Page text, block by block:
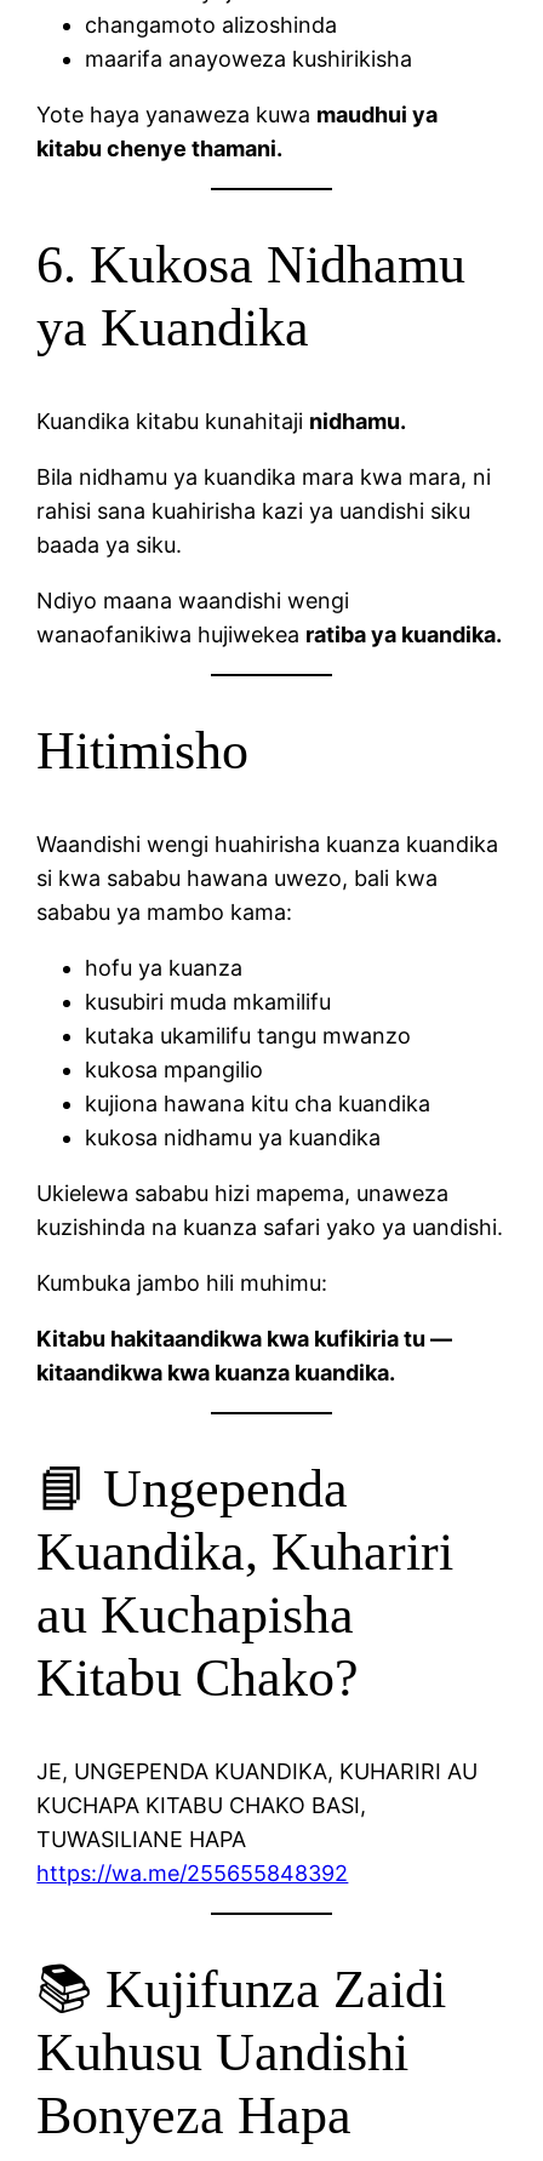
changamoto alizoshinda
maarifa anayoweza kushirikisha
Yote haya yanaweza kuwa maudhui ya
kitabu chenye thamani.
6. Kukosa Nidhamu
ya Kuandika
Kuandika kitabu kunahitaji nidhamu.
Bila nidhamu ya kuandika mara kwa mara, ni
rahisi sana kuahirisha kazi ya uandishi siku
baada ya siku.
Ndiyo maana waandishi wengi
wanaofanikiwa hujiwekea ratiba ya kuandika.
Hitimisho
Waandishi wengi huahirisha kuanza kuandika
si kwa sababu hawana uwezo, bali kwa
sababu ya mambo kama:
hofu ya kuanza
kusubiri muda mkamilifu
kutaka ukamilifu tangu mwanzo
kukosa mpangilio
kujiona hawana kitu cha kuandika
kukosa nidhamu ya kuandika
Ukielewa sababu hizi mapema, unaweza
kuzishinda na kuanza safari yako ya uandishi.
Kumbuka jambo hili muhimu:
Kitabu hakitaandikwa kwa kufikiria tu —
kitaandikwa kwa kuanza kuandika.
📘 Ungependa
Kuandika, Kuhariri
au Kuchapisha
Kitabu Chako?
JE, UNGEPENDA KUANDIKA, KUHARIRI AU
KUCHAPA KITABU CHAKO BASI,
TUWASILIANE HAPA
https://wa.me/255655848392
📚 Kujifunza Zaidi
Kuhusu Uandishi
Bonyeza Hapa